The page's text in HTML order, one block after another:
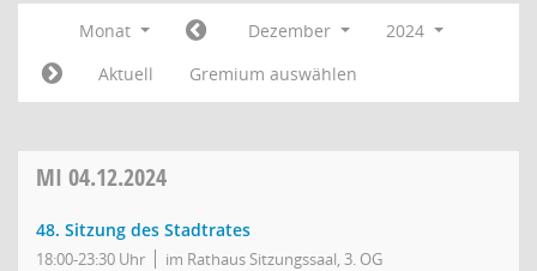
Monat Dezember
2024
Aktuell
Gremium auswählen
MI 04.12.2024
48. Sitzung des Stadtrates
18:00-23:30 Uhr im Rathaus Sitzungssaal, 3. OG